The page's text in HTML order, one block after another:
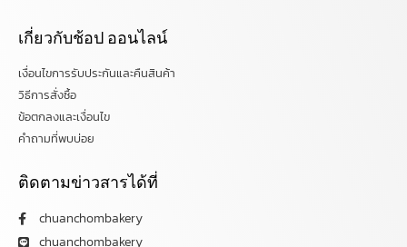
เกี่ยวกับช้อป ออนไลน์
เงื่อนไขการรับประกันและคืนสินค้า
วิธีการสั่งซื้อ
ข้อตกลงและเงื่อนไข
คำถามที่พบบ่อย
ติดตามข่าวสารได้ที่
chuanchombakery
chuanchombakery